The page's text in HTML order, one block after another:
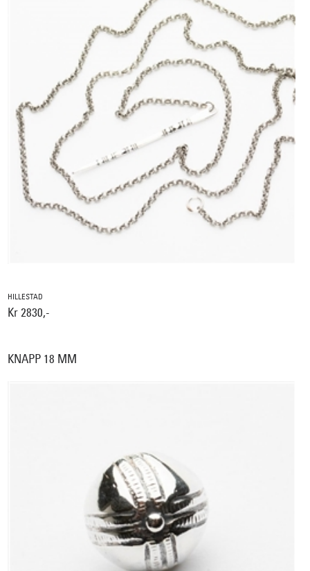
HILLESTAD
Kr 2830,-
KNAPP 18 MM